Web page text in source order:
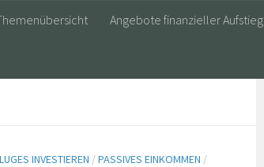
Angebote finanzieller Aufstieg
INVESTIEREN /PASSIVES EINKOMMEN /